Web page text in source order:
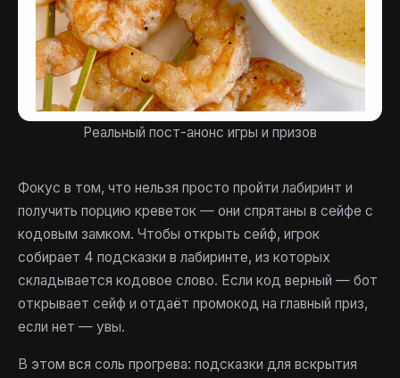
Реальный пост-анонс игры и призов
Фокус в том, что нельзя просто пройти лабиринт и
получить порцию креветок — они спрятаны в сейфе с
кодовым замком. Чтобы открыть сейф, игрок
собирает 4 подсказки в лабиринте, из которых
складывается кодовое слово. Если код верный — бот
открывает сейф и отдаёт промокод на главный приз,
если нет — увы.
В этом вся соль прогрева: подсказки для вскрытия